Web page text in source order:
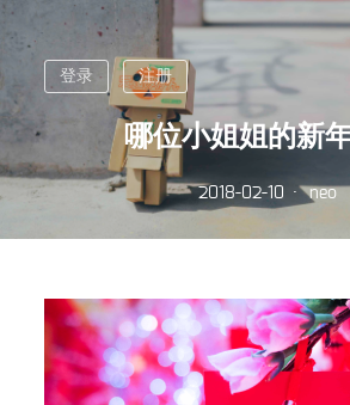
登录 注册
哪位小姐姐的新
2018-02-10 neo